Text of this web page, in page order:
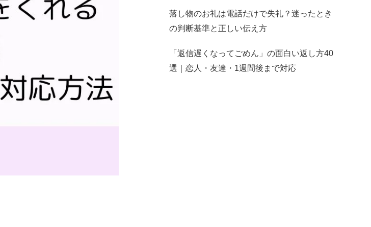
落し物のお礼は電話だけで失礼？迷ったとき
の判断基準と正しい伝え方
「返信遅くなってごめん」の面白い返し方40
選｜恋人・友達・1週間後まで対応